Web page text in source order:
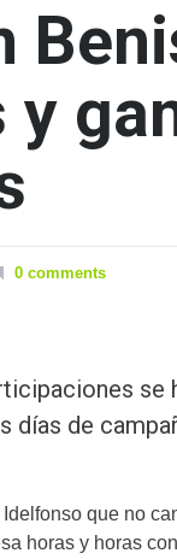
y
0 comments
se
días de
que no
horas y horas